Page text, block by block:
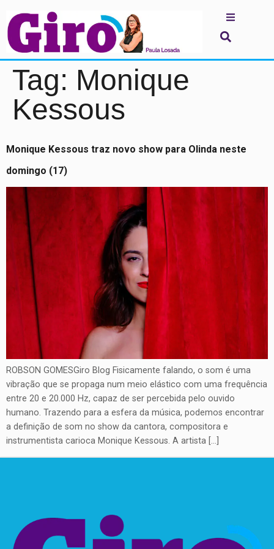
Tag: Monique
Kessous
Monique Kessous traz novo show para Olinda neste
domingo (17)
ROBSON GOMESGiro Blog Fisicamente falando, o som é uma
vibração que se propaga num meio elástico com uma frequência
entre 20 e 20.000 Hz, capaz de ser percebida pelo ouvido
humano. Trazendo para a esfera da música, podemos encontrar
a definição de som no show da cantora, compositora e
instrumentista carioca Monique Kessous. A artista […]